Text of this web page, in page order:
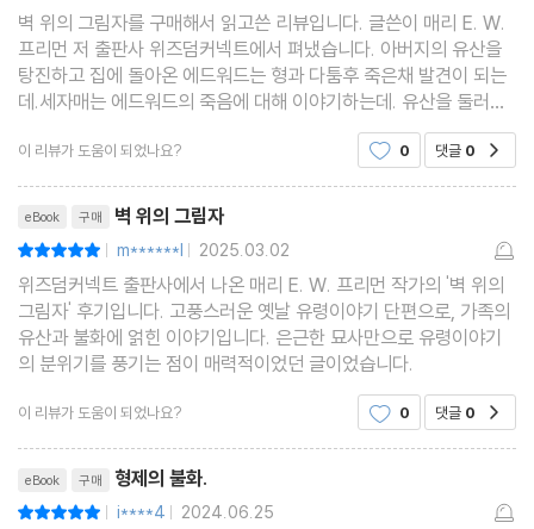
벽 위의 그림자를 구매해서 읽고쓴 리뷰입니다. 글쓴이 매리 E. W.
프리먼 저 출판사 위즈덤커넥트에서 펴냈습니다. 아버지의 유산을
탕진하고 집에 돌아온 에드워드는 형과 다툼후 죽은채 발견이 되는
데.세자매는 에드워드의 죽음에 대해 이야기하는데. 유산을 둘러싼
형제의 다툼과 죽음,유령 흥미로운 이야기였어요
이 리뷰가 도움이 되었나요? 0 댓글 0
eBook 구매 벽 위의 그림자
| m******l | 2025.03.02
위즈덤커넥트 출판사에서 나온 매리 E. W. 프리먼 작가의 '벽 위의
그림자' 후기입니다. 고풍스러운 옛날 유령이야기 단편으로, 가족의
유산과 불화에 얽힌 이야기입니다. 은근한 묘사만으로 유령이야기
의 분위기를 풍기는 점이 매력적이었던 글이었습니다.
이 리뷰가 도움이 되었나요? 0 댓글 0
eBook 구매 형제의 불화.
| i****4 | 2024.06.25